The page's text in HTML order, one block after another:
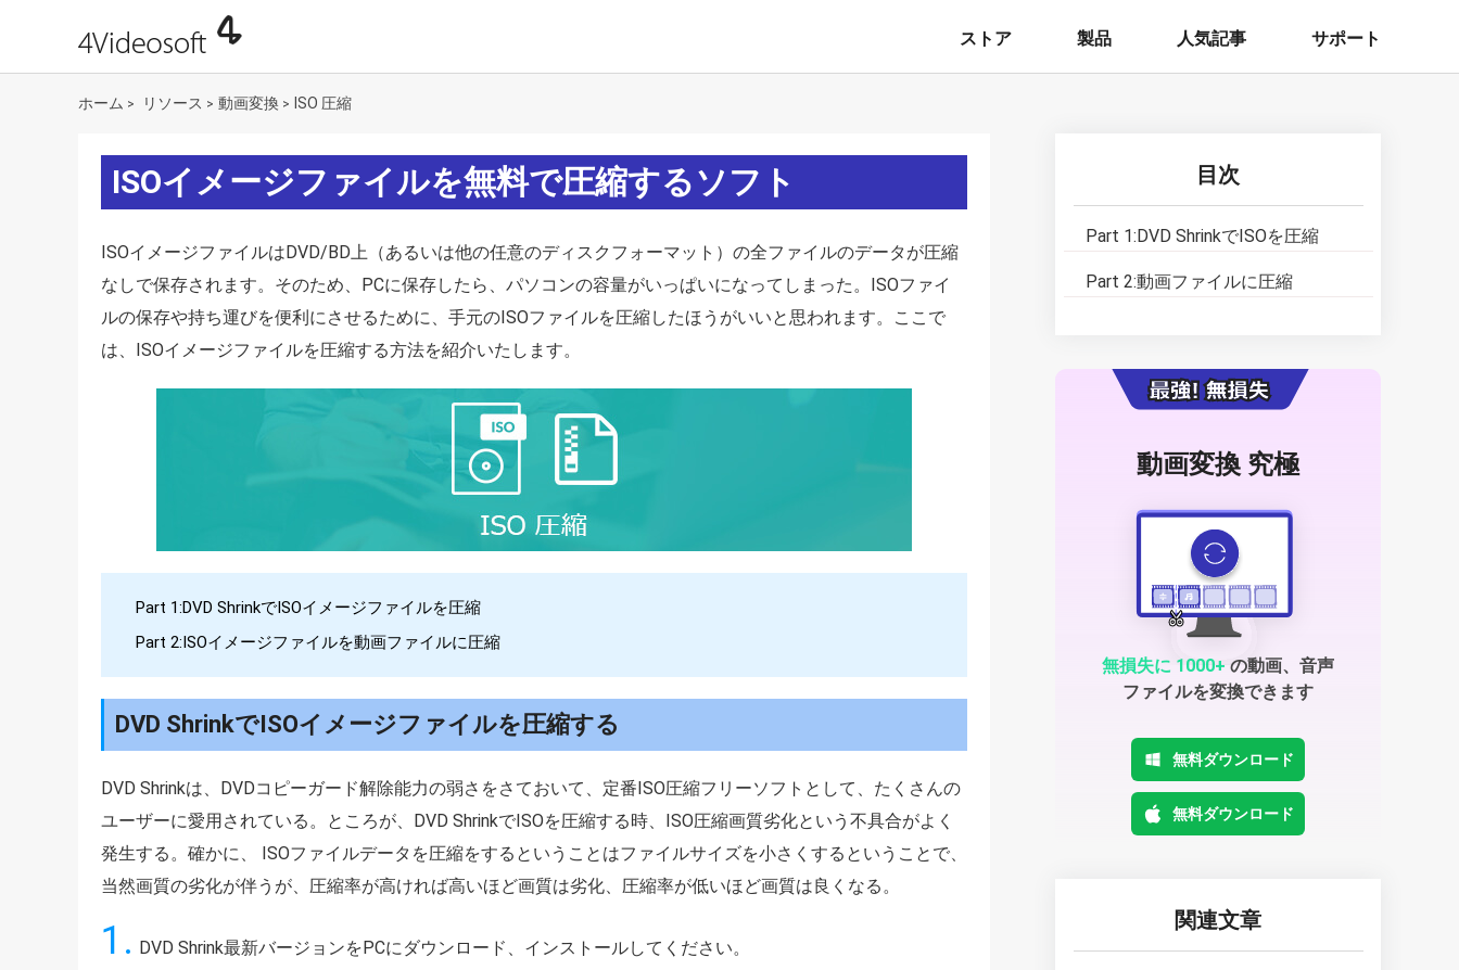
ストア 製品 人気記事 サポート
ホーム > リソース > 動画変換 > ISO 圧縮
ISOイメージファイルを無料で圧縮するソフト
ISOイメージファイルはDVD/BD上（あるいは他の任意のディスクフォーマット）の全ファイルのデータが圧縮
なしで保存されます。そのため、PCに保存したら、パソコンの容量がいっぱいになってしまった。ISOファイ
ルの保存や持ち運びを便利にさせるために、手元のISOファイルを圧縮したほうがいいと思われます。ここで
は、ISOイメージファイルを圧縮する方法を紹介いたします。
Part 1:DVD ShrinkでISOイメージファイルを圧縮
Part 2:ISOイメージファイルを動画ファイルに圧縮
DVD ShrinkでISOイメージファイルを圧縮する
DVD Shrinkは、DVDコピーガード解除能力の弱さをさておいて、定番ISO圧縮フリーソフトとして、たくさんの
ユーザーに愛用されている。ところが、DVD ShrinkでISOを圧縮する時、ISO圧縮画質劣化という不具合がよく
発生する。確かに、 ISOファイルデータを圧縮をするということはファイルサイズを小さくするということで、
当然画質の劣化が伴うが、圧縮率が高ければ高いほど画質は劣化、圧縮率が低いほど画質は良くなる。
1. DVD Shrink最新バージョンをPCにダウンロード、インストールしてください。
目次
Part 1:DVD ShrinkでISOを圧縮
Part 2:動画ファイルに圧縮
動画変換 究極
無損失に 1000+ の動画、音声
ファイルを変換できます
無料ダウンロード
無料ダウンロード
関連文章